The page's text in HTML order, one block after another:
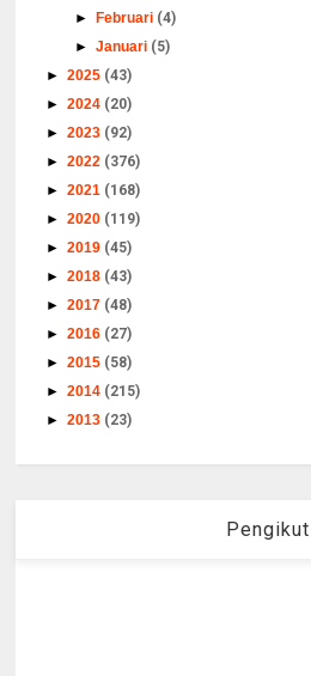
►
Februari (4)
►Januari (5)
►2025 (43)
►2024 (20)
►2023 (92)
►2022 (376)
►2021 (168)
►2020 (119)
►2019 (45)
►2018 (43)
►2017 (48)
►2016 (27)
►2015 (58)
►2014 (215)
►2013 (23)
Pengikut